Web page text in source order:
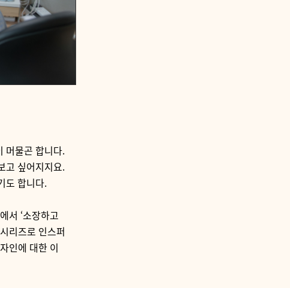
머물곤 합니다.
고 싶어지지요.
도 합니다.
서 ‘소장하고
리즈로 인스퍼
인에 대한 이